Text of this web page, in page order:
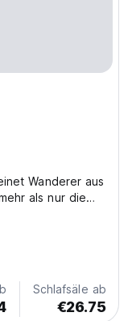
Wanderer aus
als nur die
die
zu entspannen
Schlafsäle ab
€26.75